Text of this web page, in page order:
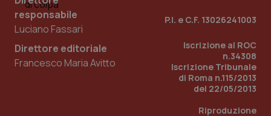
responsabile
Luciano Fassari
Direttore editoriale
Francesco Maria Avitto
P.I. e C.F. 13026241003
Iscrizione al ROC
n.34308
Iscrizione Tribunale
di Roma n.115/2013
del 22/05/2013
Riproduzione